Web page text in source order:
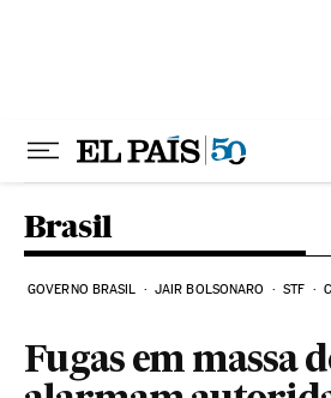
Brasil
GOVERNO BRASIL JAIR BOLSONARO STF
Fugas em massa